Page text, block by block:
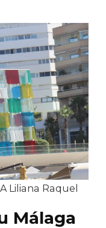
Liliana Raquel
Málaga